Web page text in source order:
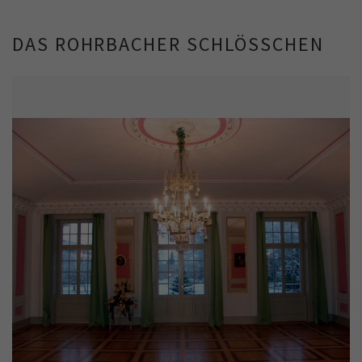
DAS ROHRBACHER SCHLÖSSCHEN